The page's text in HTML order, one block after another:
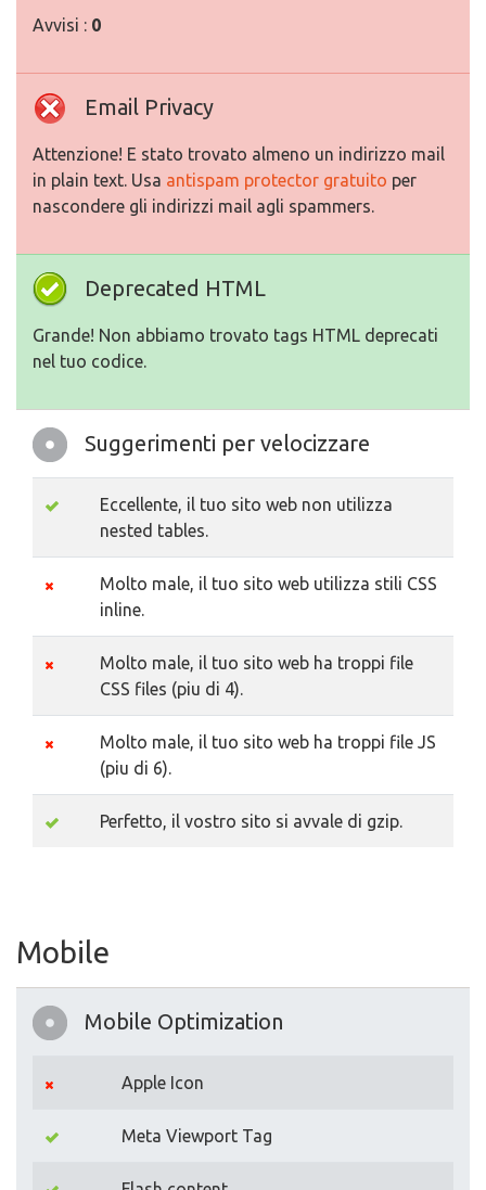
Avvisi : 0
Email Privacy
Attenzione! E stato trovato almeno un indirizzo mail
in plain text. Usa antispam protector gratuito per
nascondere gli indirizzi mail agli spammers.
Deprecated HTML
Grande! Non abbiamo trovato tags HTML deprecati
nel tuo codice.
Suggerimenti per velocizzare
Eccellente, il tuo sito web non utilizza
nested tables.
Molto male, il tuo sito web utilizza stili CSS
inline.
Molto male, il tuo sito web ha troppi file
CSS files (piu di 4).
Molto male, il tuo sito web ha troppi file JS
(piu di 6).
Perfetto, il vostro sito si avvale di gzip.
Mobile
Mobile Optimization
Apple Icon
Meta Viewport Tag